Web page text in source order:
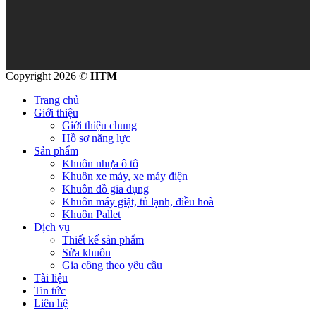
Copyright 2026 © HTM
Trang chủ
Giới thiệu
Giới thiệu chung
Hồ sơ năng lực
Sản phẩm
Khuôn nhựa ô tô
Khuôn xe máy, xe máy điện
Khuôn đồ gia dụng
Khuôn máy giặt, tủ lạnh, điều hoà
Khuôn Pallet
Dịch vụ
Thiết kế sản phẩm
Sửa khuôn
Gia công theo yêu cầu
Tài liệu
Tin tức
Liên hệ